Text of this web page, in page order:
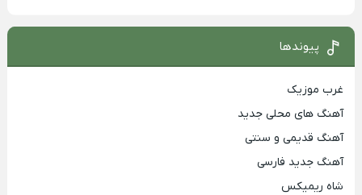
پیوندها
غرب موزیک
آهنگ های محلی جدید
آهنگ قدیمی و سنتی
آهنگ جدید فارسی
شاه ریمیکس